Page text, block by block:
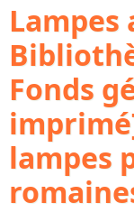
Ressources
Archives
Archives orales
Bibliographies
Bibliographie
Bibliographie
France
Lampes
Fonds
lampes